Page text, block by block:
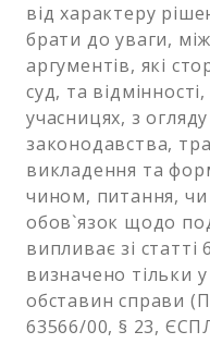
від характеру
брати до уваги,
аргументів, які
суд, та
учасницях, з
законодавства,
викладення та
чином, питання, чи
обов`язок щодо
випливає зі
визначено тільки
обставин справи
63566/00, § 23,